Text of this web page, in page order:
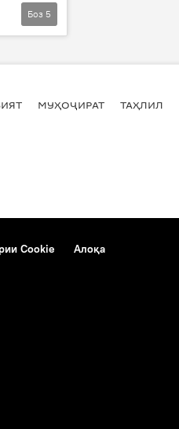
Боз 5
МУҲОҶИРАТ ТАҲЛИЛ
Cookie Алоқа